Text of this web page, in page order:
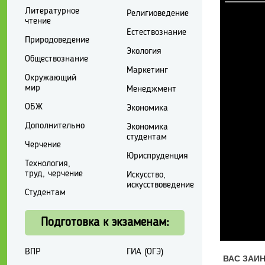
Литературное
чтение
Природоведение
Обществознание
Окружающий
мир
ОБЖ
Дополнительно
Черчение
Технология,
труд, черчение
Студентам
Религиоведение
Естествознание
Экология
Маркетинг
Менеджмент
Экономика
Экономика
студентам
Юриспруденция
Искусство,
искусствоведение
Подготовка к экзаменам:
ВПР
ГИА (ОГЭ)